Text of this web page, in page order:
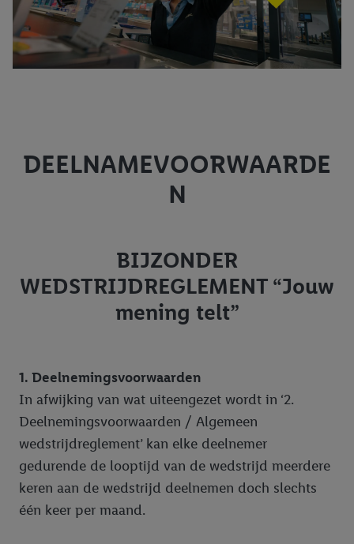
DEELNAMEVOORWAARDE
N
BIJZONDER
WEDSTRIJDREGLEMENT “Jouw
mening telt”
1. Deelnemingsvoorwaarden
In afwijking van wat uiteengezet wordt in ‘2.
Deelnemingsvoorwaarden / Algemeen
wedstrijdreglement’ kan elke deelnemer
gedurende de looptijd van de wedstrijd meerdere
keren aan de wedstrijd deelnemen doch slechts
één keer per maand.